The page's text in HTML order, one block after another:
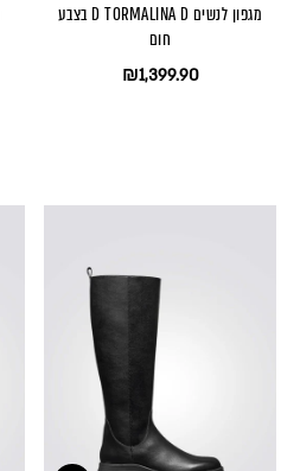
מגפון לנשים D TORMALINA D בצבע
חום
₪1,399.90